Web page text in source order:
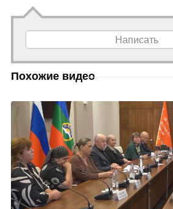
Написать
Похожие видео